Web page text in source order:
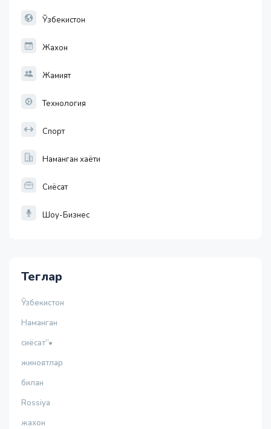
1 USD
Ўзбекистон
Жахон
Жамият
Технология
Спорт
Наманган хаёти
Сиёсат
Шоу-Бизнес
Теглар
Ўзбекистон
Наманган
сиёсат”•
жиноятлар
билан
Rossiya
жахон